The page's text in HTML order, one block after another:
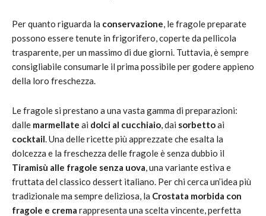
Per quanto riguarda la conservazione, le fragole preparate
possono essere tenute in frigorifero, coperte da pellicola
trasparente, per un massimo di due giorni. Tuttavia, è sempre
consigliabile consumarle il prima possibile per godere appieno
della loro freschezza.
Le fragole si prestano a una vasta gamma di preparazioni:
dalle marmellate ai dolci al cucchiaio, dai sorbettoai
cocktail. Una delle ricette più apprezzate che esalta la
dolcezza e la freschezza delle fragole è senza dubbio il
Tiramisù alle fragole senza uova, una variante estiva e
fruttata del classico dessert italiano. Per chi cerca un’idea più
tradizionale ma sempre deliziosa, la Crostata morbida con
fragole e crema rappresenta una scelta vincente, perfetta